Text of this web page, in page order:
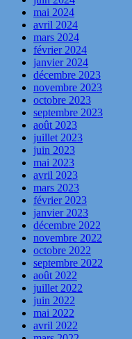
mai 2024
avril 2024
mars 2024
février 2024
janvier 2024
décembre 2023
novembre 2023
octobre 2023
septembre 2023
août 2023
juillet 2023
juin 2023
mai 2023
avril 2023
mars 2023
février 2023
janvier 2023
décembre 2022
novembre 2022
octobre 2022
septembre 2022
août 2022
juillet 2022
juin 2022
mai 2022
avril 2022